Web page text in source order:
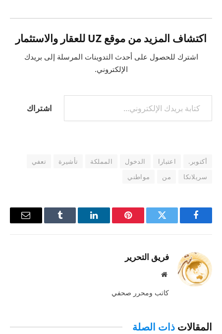
اكتشاف المزيد من موقع UZ للعقار والاستثمار
اشترك للحصول على أحدث التدوينات المرسلة إلى بريدك
الإلكتروني.
كتابة بريدك الإلكتروني...
اشتراك
أكتوبر. اعتبارا الدخول المملكة تأشيرة
تعفي
سريلانكا
من مواطني
فيسبوك تويتر بينتيريستلينكدإن Tumblr
البريد
فريق التحرير
موقع
كاتب ومحرر صحفي
المقالات ذات الصلة